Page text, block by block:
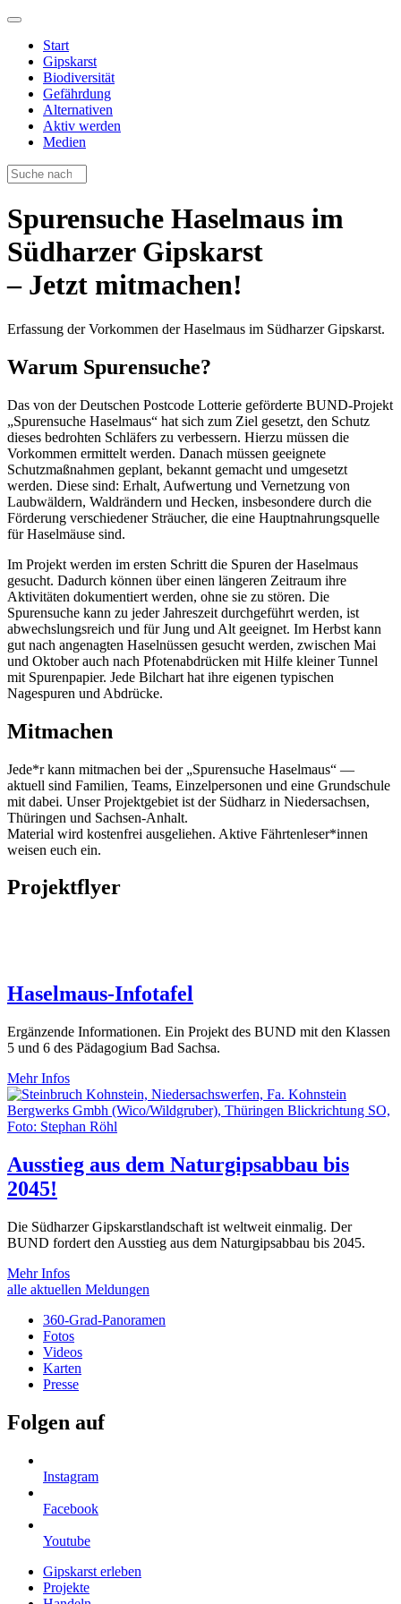
Start
Gipskarst
Biodiversität
Gefährdung
Alternativen
Aktiv werden
Medien
Spurensuche Haselmaus im
Südharzer Gipskarst
– Jetzt mitmachen!
Erfassung der Vorkommen der Haselmaus im Südharzer Gipskarst.
Warum Spurensuche?
Das von der Deutschen Postcode Lotterie geförderte BUND-Projekt
„Spurensuche Haselmaus“ hat sich zum Ziel gesetzt, den Schutz
dieses bedrohten Schläfers zu verbessern. Hierzu müssen die
Vorkommen ermittelt werden. Danach müssen geeignete
Schutzmaßnahmen geplant, bekannt gemacht und umgesetzt
werden. Diese sind: Erhalt, Aufwertung und Vernetzung von
Laubwäldern, Waldrändern und Hecken, insbesondere durch die
Förderung verschiedener Sträucher, die eine Hauptnahrungsquelle
für Haselmäuse sind.
Im Projekt werden im ersten Schritt die Spuren der Haselmaus
gesucht. Dadurch können über einen längeren Zeitraum ihre
Aktivitäten dokumentiert werden, ohne sie zu stören. Die
Spurensuche kann zu jeder Jahreszeit durchgeführt werden, ist
abwechslungsreich und für Jung und Alt geeignet. Im Herbst kann
gut nach angenagten Haselnüssen gesucht werden, zwischen Mai
und Oktober auch nach Pfotenabdrücken mit Hilfe kleiner Tunnel
mit Spurenpapier. Jede Bilchart hat ihre eigenen typischen
Nagespuren und Abdrücke.
Mitmachen
Jede*r kann mitmachen bei der „Spurensuche Haselmaus“ —
aktuell sind Familien, Teams, Einzelpersonen und eine Grundschule
mit dabei. Unser Projektgebiet ist der Südharz in Niedersachsen,
Thüringen und Sachsen-Anhalt.
Material wird kostenfrei ausgeliehen. Aktive Fährtenleser*innen
weisen euch ein.
Projektflyer
Haselmaus-Infotafel
Ergänzende Informationen. Ein Projekt des BUND mit den Klassen
5 und 6 des Pädagogium Bad Sachsa.
Mehr Infos
Ausstieg aus dem Naturgipsabbau bis
2045!
Die Südharzer Gipskarstlandschaft ist weltweit einmalig. Der
BUND fordert den Ausstieg aus dem Naturgipsabbau bis 2045.
Mehr Infos
alle aktuellen Meldungen
360-Grad-Panoramen
Fotos
Videos
Karten
Presse
Folgen auf
Instagram
Facebook
Youtube
Gipskarst erleben
Projekte